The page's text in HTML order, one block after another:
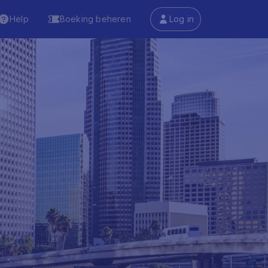
Help Boeking beheren Log in